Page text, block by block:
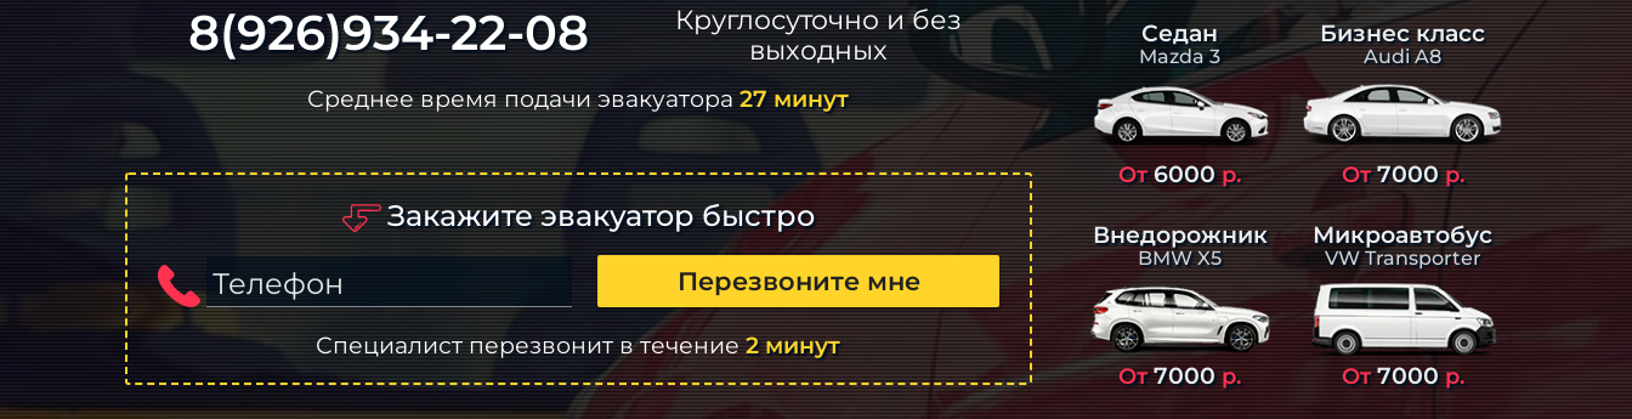
8(926)934-22-08
Круглосуточно и без
выходных
Среднее время подачи эвакуатора27 минут
Закажите эвакуатор быстро
Телефон
Перезвоните мне
Специалист перезвонит в течение2 минут
Седан
Mazda 3
От6000р.
Бизнес класс
Audi A8
От7000р.
Внедорожник
BMW X5
От7000р.
Микроавтобус
VW Transporter
От7000р.